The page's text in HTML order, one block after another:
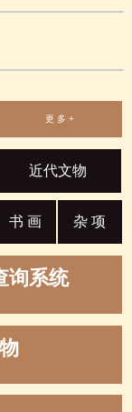
更 多 +
近代文物
书 画 杂 项
询系统